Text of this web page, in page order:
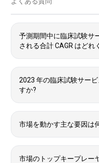
予測期間中に臨床試験サ
される合計 CAGR はどれ
2023 年の臨床試験サー
すか?
市場を動かす主な要因は
市場のトップキープレー